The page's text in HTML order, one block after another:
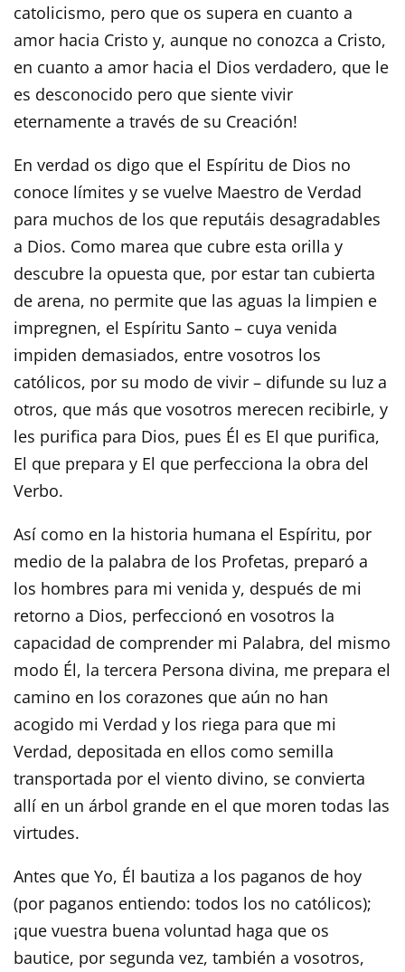
catolicismo, pero que os supera en cuanto a
amor hacia Cristo y, aunque no conozca a Cristo,
en cuanto a amor hacia el Dios verdadero, que le
es desconocido pero que siente vivir
eternamente a través de su Creación!
En verdad os digo que el Espíritu de Dios no
conoce límites y se vuelve Maestro de Verdad
para muchos de los que reputáis desagradables
a Dios. Como marea que cubre esta orilla y
descubre la opuesta que, por estar tan cubierta
de arena, no permite que las aguas la limpien e
impregnen, el Espíritu Santo – cuya venida
impiden demasiados, entre vosotros los
católicos, por su modo de vivir – difunde su luz a
otros, que más que vosotros merecen recibirle, y
les purifica para Dios, pues Él es El que purifica,
El que prepara y El que perfecciona la obra del
Verbo.
Así como en la historia humana el Espíritu, por
medio de la palabra de los Profetas, preparó a
los hombres para mi venida y, después de mi
retorno a Dios, perfeccionó en vosotros la
capacidad de comprender mi Palabra, del mismo
modo Él, la tercera Persona divina, me prepara el
camino en los corazones que aún no han
acogido mi Verdad y los riega para que mi
Verdad, depositada en ellos como semilla
transportada por el viento divino, se convierta
allí en un árbol grande en el que moren todas las
virtudes.
Antes que Yo, Él bautiza a los paganos de hoy
(por paganos entiendo: todos los no católicos);
¡que vuestra buena voluntad haga que os
bautice, por segunda vez, también a vosotros,